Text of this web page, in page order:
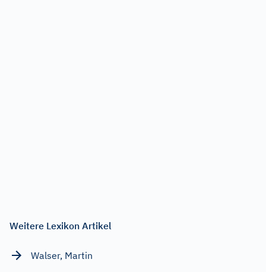
Weitere Lexikon Artikel
Walser, Martin